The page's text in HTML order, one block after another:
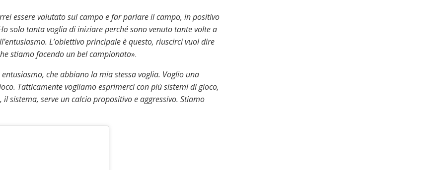
essere valutato sul campo e far parlare il campo, in positivo
solo tanta voglia di iniziare perché sono venuto tante volte a
L’obiettivo principale è questo, riuscirci vuol dire
stiamo facendo un bel campionato».
che abbiano la mia stessa voglia. Voglio una
Tatticamente vogliamo esprimerci con più sistemi di gioco,
sistema, serve un calcio propositivo e aggressivo. Stiamo